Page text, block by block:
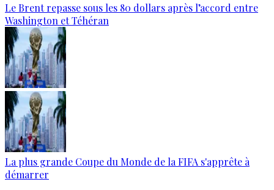
Le Brent repasse sous les 80 dollars après l’accord entre
Washington et Téhéran
La plus grande Coupe du Monde de la FIFA s'apprête à
démarrer